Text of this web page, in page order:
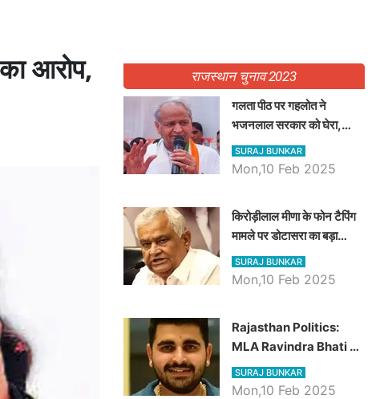
आरोप,
राजस्थान चुनाव 2023
गलता पीठ पर गहलोत ने
भजनलाल सरकार को घेरा,
Video में देखें अब तक बड़ी
खबरें
SURAJ BUNKAR
Mon,10 Feb 2025
किरोड़ीलाल मीणा के फोन टैपिंग
मामले पर डोटासरा का बड़ा
आरोप, वीडियो में देखें AZ बड़ी
खबरें
SURAJ BUNKAR
Mon,10 Feb 2025
Rajasthan Politics:
MLA Ravindra Bhati ने
प्रदेश की शिक्षा व्यवस्था पर
उठाए सवाल, Madan
SURAJ BUNKAR
Mon,10 Feb 2025